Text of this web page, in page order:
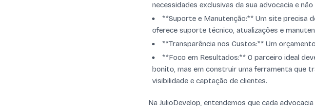
necessidades exclusivas da sua advocacia e
**Suporte e Manutenção:** Um site precisa
oferece suporte técnico, atualizações e
**Transparência nos Custos:** Um
**Foco em Resultados:** O parceiro ideal
bonito, mas em construir uma ferramenta que
visibilidade e captação de clientes.
Na JulioDevelop, entendemos que cada